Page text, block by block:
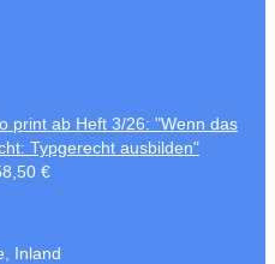
print ab Heft 3/26: "Wenn das
Typgerecht ausbilden"
€
Inland